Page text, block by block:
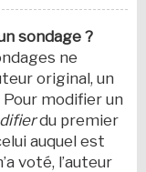
sondage ?
ne
original, un
modifier un
du premier
auquel est
voté, l’auteur